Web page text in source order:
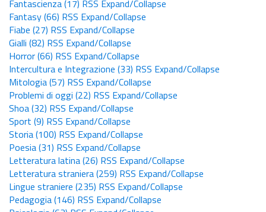
Fantascienza(17) RSS Expand/Collapse
Fantasy(66) RSS Expand/Collapse
Fiabe (27) RSS Expand/Collapse
Gialli (82) RSS Expand/Collapse
Horror(66) RSS Expand/Collapse
Intercultura e Integrazione (33) RSS Expand/Collapse
Mitologia(57) RSS Expand/Collapse
Problemi di oggi (22) RSS Expand/Collapse
Shoa(32) RSS Expand/Collapse
Sport (9) RSS Expand/Collapse
Storia(100) RSS Expand/Collapse
Poesia(31) RSS Expand/Collapse
Letteratura latina(26) RSS Expand/Collapse
Letteratura straniera(259) RSS Expand/Collapse
Lingue straniere (235) RSS Expand/Collapse
Pedagogia(146) RSS Expand/Collapse